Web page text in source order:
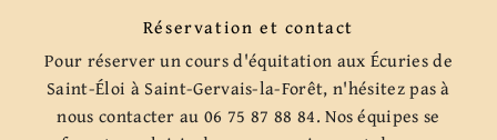
Réservation et contact
Pour réserver un cours d'équitation aux Écuries de
Saint-Éloi à Saint-Gervais-la-Forêt, n'hésitez pas à
nous contacter au 06 75 87 88 84. Nos équipes se